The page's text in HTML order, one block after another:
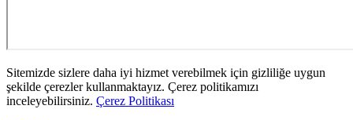
Sitemizde sizlere daha iyi hizmet verebilmek için gizliliğe uygun
şekilde çerezler kullanmaktayız. Çerez politikamızı
inceleyebilirsiniz. Çerez Politikası